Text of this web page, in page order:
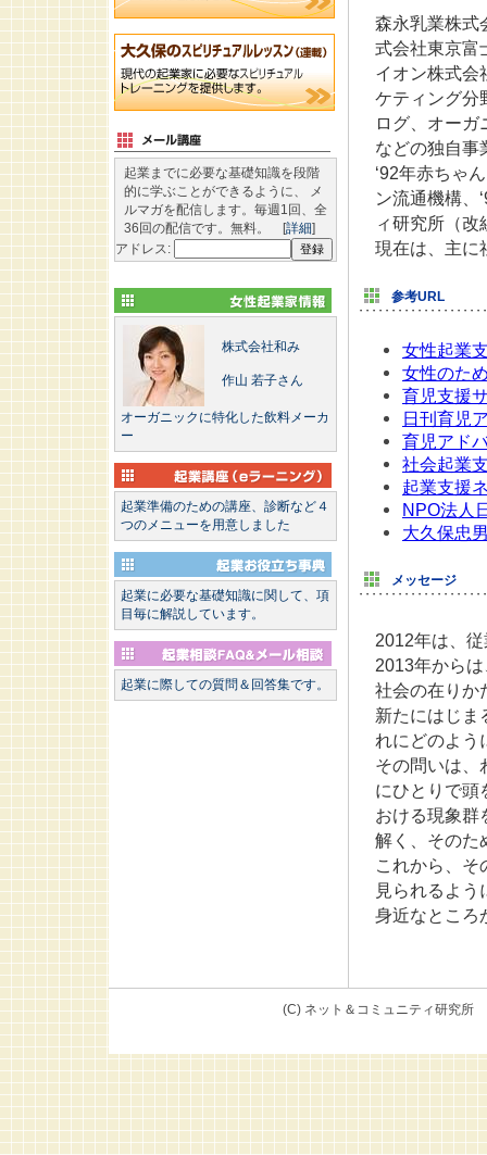
森永乳業株式
式会社東京富
イオン株式会
ケティング分
ログ、オー
などの独自事
‘92年赤ちゃ
ン流通機構、
ィ研究所（改
現在は、主に
参考URL
女性起業
女性のた
育児支援
日刊育児
育児アド
社会起業
起業支援
NPO法人
大久保忠
メッセージ
2012年は、
2013年から
社会の在りか
新たにはじま
れにどのよう
その問いは、
にひとりで頭
おける現象群
解く、そのた
これから、そ
見られるよう
身近なところ
起業までに必要な基礎知識を段階
的に学ぶことができるように、 メ
ルマガを配信します。毎週1回、全
36回の配信です。無料。 [詳細]
アドレス:
株式会社和み
作山 若子さん
オーガニックに特化した飲料メーカ
ー
起業準備のための講座、診断など４
つのメニューを用意しました
起業に必要な基礎知識に関して、項
目毎に解説しています。
起業に際しての質問＆回答集です。
(C) ネット＆コミュニティ